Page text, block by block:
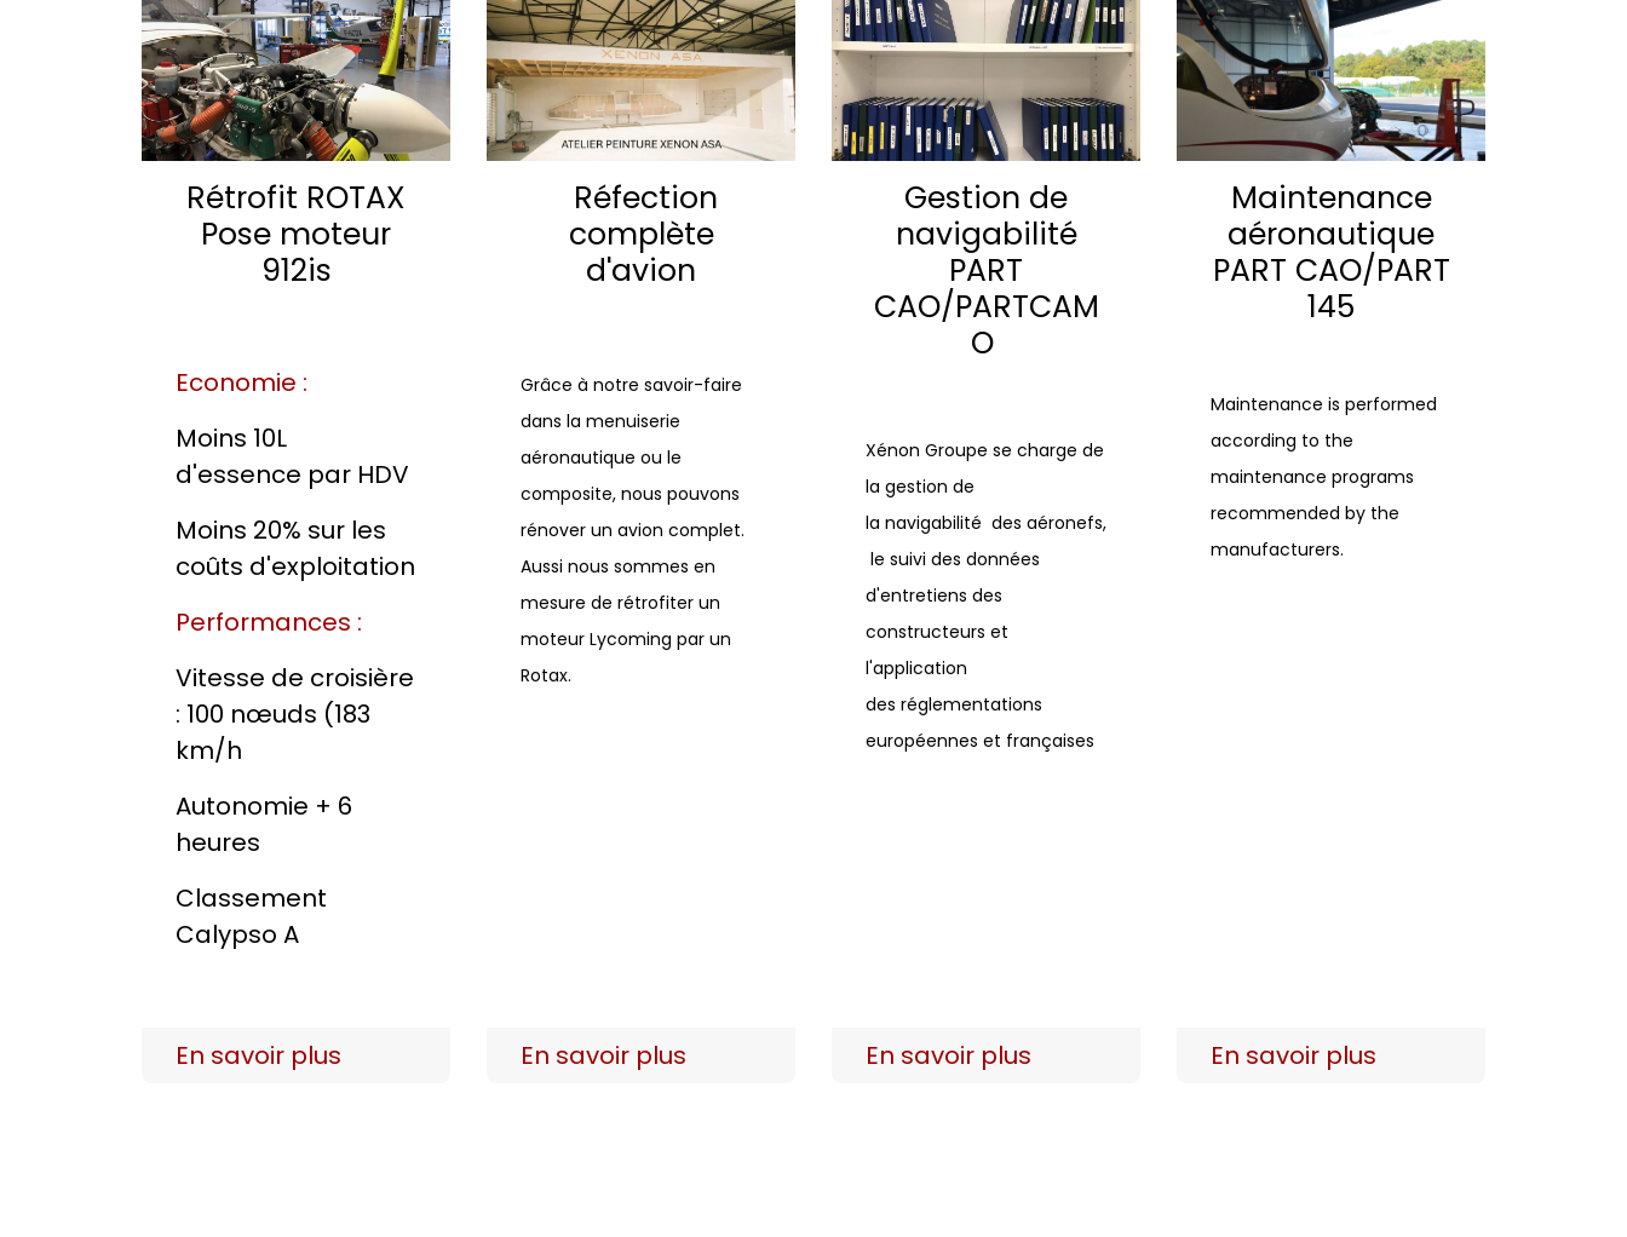
Rétrofit ROTAX
Pose moteur
912is
Economie :
Moins 10L
d'essence par HDV
Moins 20% sur les
coûts d'exploitation
Performances :
Vitesse de croisière
: 100 nœuds (183
km/h
Autonomie + 6
heures
Classement
Calypso A
En savoir plus
Réfection
complète
d'avion
Grâce à notre savoir-faire
dans la menuiserie
aéronautique ou le
composite, nous pouvons
rénover un avion complet.
Aussi nous sommes en
mesure de rétrofiter un
moteur Lycoming par un
Rotax.
En savoir plus
Gestion de
navigabilité
PART
CAO/PARTCAM
O
Xénon Groupe se charge de
la gestion de
la navigabilité des aéronefs,
le suivi des données
d'entretiens des
constructeurs et
l'application
des réglementations
européennes et françaises
En savoir plus
Maintenance
aéronautique
PART CAO/PART
145
Maintenance is performed
according to the
maintenance programs
recommended by the
manufacturers.
En savoir plus